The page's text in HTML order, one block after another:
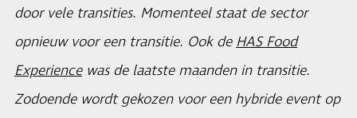
door vele transities. Momenteel staat de sector
opnieuw voor een transitie. Ook deHAS Food
Experiencewas de laatste maanden in transitie.
Zodoende wordt gekozen voor een hybride event op